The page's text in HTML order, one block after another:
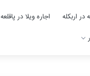
در اربکله اجاره ویلا در پاقلعه